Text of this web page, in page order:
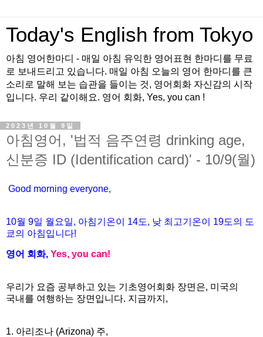
Today's English from Tokyo
아침 영어한마디 - 매일 아침 유익한 영어표현 한마디를 무료
로 보내드리고 있습니다. 매일 아침 오늘의 영어 한마디를 큰
소리로 말해 보는 습관을 들이는 것, 영어회화 자신감의 시작
입니다. 우리 같이해요. 영어 회화, Yes, you can !
2023년 10월 9일
아침영어, '법적 음주연령 drinking age,
신분증 ID (Identification card)' - 10/9(월)
Good morning everyone,
10월 9일 월 요일, 아침기온이 14도, 낮 최고기온이 19도의 도
쿄의 아침입니다!
영어 회화, Yes, you can!
우리가 요즘 공부하고 있는 기초영어회화 장면은, 미국의
국내를 여행하는 장면입니다. 지금까지 ,
1. 아리조나 (Arizona) 주,